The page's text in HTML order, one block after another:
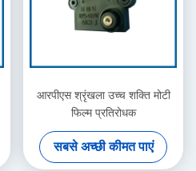
आरपीएस श्रृंखला उच्च शक्ति मोटी
फिल्म प्रतिरोधक
सबसे अच्छी कीमत पाएं